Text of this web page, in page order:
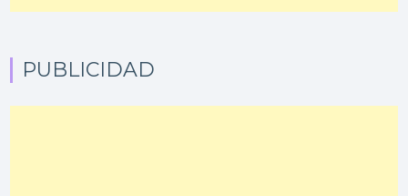
PUBLICIDAD